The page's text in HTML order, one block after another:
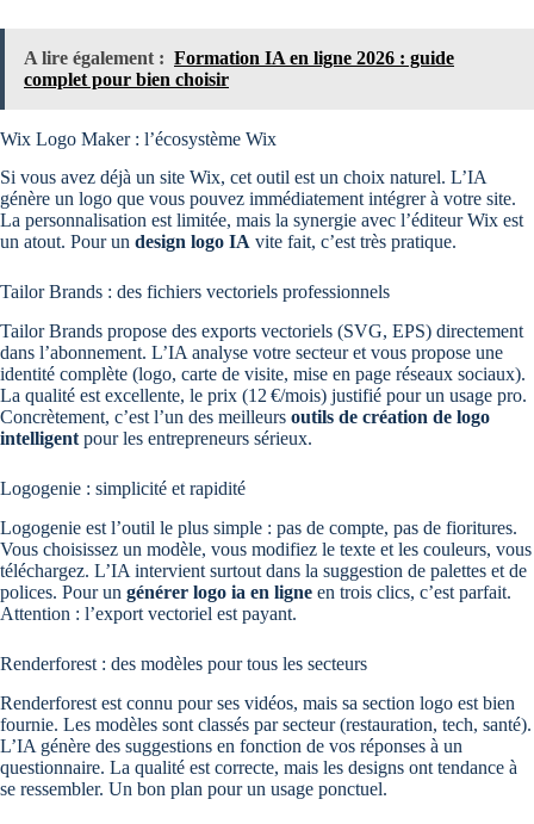
A lire également : Formation IA en ligne 2026 : guide
complet pour bien choisir
Wix Logo Maker : l’écosystème Wix
Si vous avez déjà un site Wix, cet outil est un choix naturel. L’IA
génère un logo que vous pouvez immédiatement intégrer à votre site.
La personnalisation est limitée, mais la synergie avec l’éditeur Wix est
un atout. Pour un design logo IA vite fait, c’est très pratique.
Tailor Brands : des fichiers vectoriels professionnels
Tailor Brands propose des exports vectoriels (SVG, EPS) directement
dans l’abonnement. L’IA analyse votre secteur et vous propose une
identité complète (logo, carte de visite, mise en page réseaux sociaux).
La qualité est excellente, le prix (12 €/mois) justifié pour un usage pro.
Concrètement, c’est l’un des meilleurs outils de création de logo
intelligent pour les entrepreneurs sérieux.
Logogenie : simplicité et rapidité
Logogenie est l’outil le plus simple : pas de compte, pas de fioritures.
Vous choisissez un modèle, vous modifiez le texte et les couleurs, vous
téléchargez. L’IA intervient surtout dans la suggestion de palettes et de
polices. Pour un générer logo ia en ligne en trois clics, c’est parfait.
Attention : l’export vectoriel est payant.
Renderforest : des modèles pour tous les secteurs
Renderforest est connu pour ses vidéos, mais sa section logo est bien
fournie. Les modèles sont classés par secteur (restauration, tech, santé).
L’IA génère des suggestions en fonction de vos réponses à un
questionnaire. La qualité est correcte, mais les designs ont tendance à
se ressembler. Un bon plan pour un usage ponctuel.